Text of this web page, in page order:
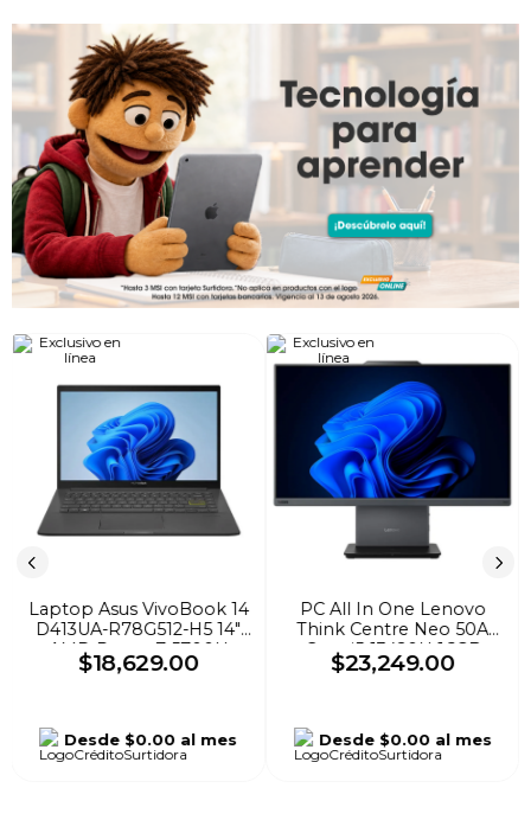
Laptop Asus VivoBook 14
D413UA-R78G512-H5 14"
AMD Ryzen 7 5700U
512GB SSD 8GB W11H
$18,629.00
Desde $0.00 al mes
PC All In One Lenovo
Think Centre Neo 50A
Core i5-13420H 16GB
DDR4 512GB SSD Gris
$23,249.00
Desde$0.00 al mes